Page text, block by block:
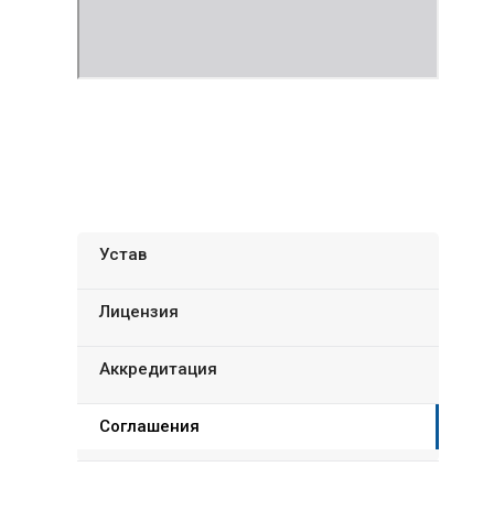
Устав
Лицензия
Аккредитация
Соглашения